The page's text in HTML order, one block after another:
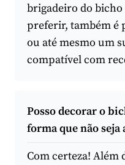
brigadeiro do bicho
preferir, também é
ou até mesmo um
compatível com
Posso decorar o
forma que não
Com certeza!